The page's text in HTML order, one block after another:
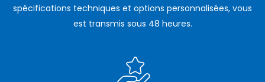
spécifications techniques et options personnalisées, vous
est transmis sous 48 heures.